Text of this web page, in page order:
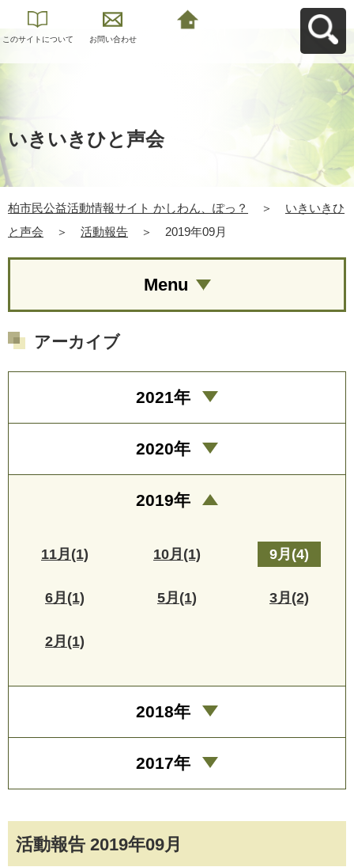
このサイトについて お問い合わせ
いきいきひと声会
柏市民公益活動情報サイト かしわん、ぽっ？ ＞
いきいきひ
と声会
＞ 活動報告 ＞ 2019年09月
活動報告 2019年09月
Menu
アーカイブ
2021年
2020年
2019年
11月(1) 10月(1) 9月(4)
6月(1) 5月(1) 3月(2)
2月(1)
2018年
2017年